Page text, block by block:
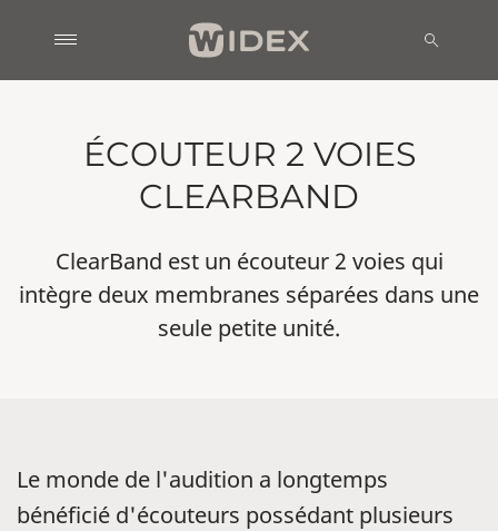
ÉCOUTEUR 2 VOIES
CLEARBAND
ClearBand est un écouteur 2 voies qui
intègre deux membranes séparées dans une
seule petite unité.
Le monde de l'audition a longtemps
bénéficié d'écouteurs possédant plusieurs